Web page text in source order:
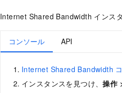
Internet Shared Bandwidth インス
コンソール API
Internet Shared Bandwidth
インスタンスを見つけ、操作